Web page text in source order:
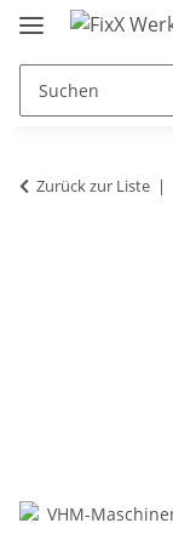
Zurück zur Liste